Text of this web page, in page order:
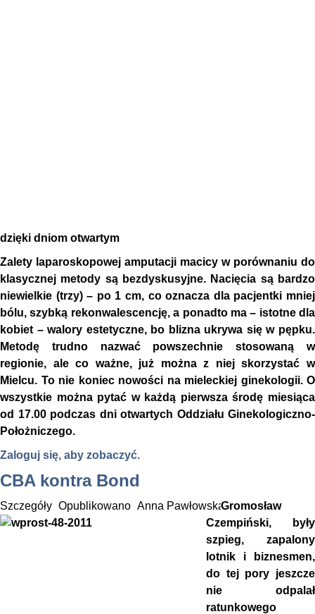
dzięki dniom otwartym
Zalety laparoskopowej amputacji macicy w porównaniu do
klasycznej metody są bezdyskusyjne. Nacięcia są bardzo
niewielkie (trzy) – po 1 cm, co oznacza dla pacjentki mniej
bólu, szybką rekonwalescencję, a ponadto ma – istotne dla
kobiet – walory estetyczne, bo blizna ukrywa się w pępku.
Metodę trudno nazwać powszechnie stosowaną w
regionie, ale co ważne, już można z niej skorzystać w
Mielcu. To nie koniec nowości na mieleckiej ginekologii. O
wszystkie można pytać w każdą pierwsza środę miesiąca
od 17.00 podczas dni otwartych Oddziału Ginekologiczno-
Położniczego.
Zaloguj się, aby zobaczyć.
CBA kontra Bond
Szczegóły Opublikowano Anna Pawłowska-Pojawa
Gromosław
Czempiński, były
szpieg, zapalony
lotnik i biznesmen,
do tej pory jeszcze
nie odpalał
ratunkowego